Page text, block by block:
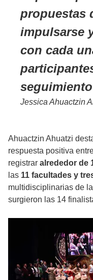
propuestas
impulsarse
con cada
seguimiento
Jessica Ahuactzin
Ahuactzin Ahuatzi
respuesta positiva
registrar alrededor de
las 11 facultades y
multidisciplinarias de
surgieron las 14